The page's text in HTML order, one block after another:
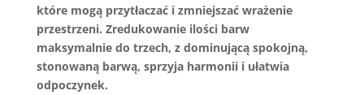
które mogą przytłaczać i zmniejszać wrażenie
przestrzeni. Zredukowanie ilości barw
maksymalnie do trzech, z dominującą spokojną,
stonowaną barwą, sprzyja harmonii i ułatwia
odpoczynek.